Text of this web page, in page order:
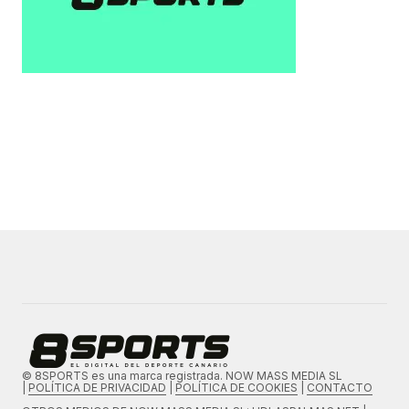
© 8SPORTS es una marca registrada. NOW MASS MEDIA SL
POLÍTICA DE PRIVACIDAD POLÍTICA DE COOKIES
CONTACTO